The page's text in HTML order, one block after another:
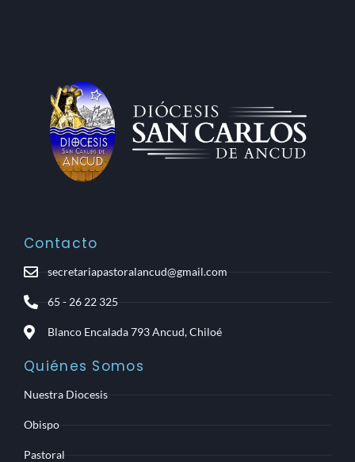
Contacto
secretariapastoralancud@gmail.com
65 - 26 22 325
Blanco Encalada 793 Ancud, Chiloé
Quiénes Somos
Nuestra Diocesis
Obispo
Pastoral